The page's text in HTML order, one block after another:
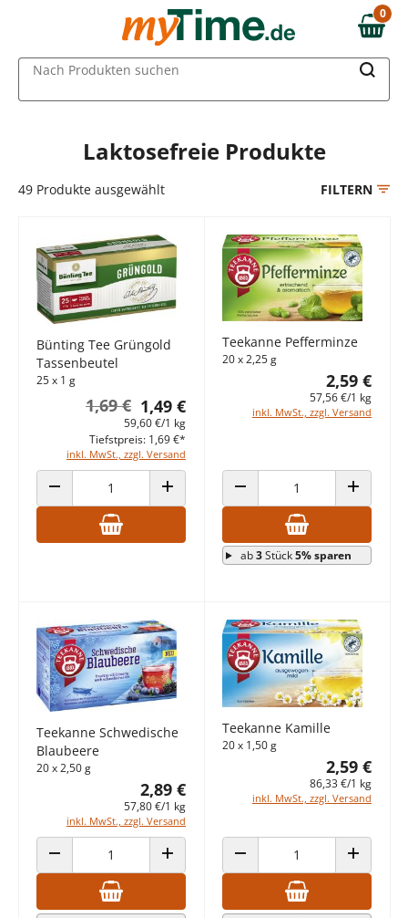
Zum Hauptinhalt springen
Zur Navigation springen
Zur Suche springen
0,00 €
0
Nach Produkten suchen
Laktosefreie Produkte
49 Produkte ausgewählt FILTERN
Bünting Tee Grüngold
Tassenbeutel
25 x 1 g
1,49 €
1,69 €
59,60 €/1 kg
inkl. MwSt., zzgl. Versand
Tiefstpreis: 1,69 €*
ANZAHL VERRINGERN ANZAHL ERHÖHEN
Teekanne Pefferminze
20 x 2,25 g
2,59 €
57,56 €/1 kg
inkl. MwSt., zzgl. Versand
ANZAHL VERRINGERN ANZAHL
ab3Stück5% sparen
Teekanne Schwedische
Blaubeere
20 x 2,50 g
2,89 €
57,80 €/1 kg
inkl. MwSt., zzgl. Versand
ANZAHL VERRINGERN ANZAHL ERHÖHEN
Teekanne Kamille
20 x 1,50 g
2,59 €
86,33 €/1 kg
inkl. MwSt., zzgl. Versand
ANZAHL VERRINGERN ANZAHL